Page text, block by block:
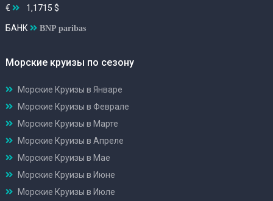
€
1,1715 $
БАНК BNP paribas
Морские круизы по сезону
Морские Круизы в Январе
Морские Круизы в Феврале
Морские Круизы в Марте
Морские Круизы в Апреле
Морские Круизы в Мае
Морские Круизы в Июне
Морские Круизы в Июле